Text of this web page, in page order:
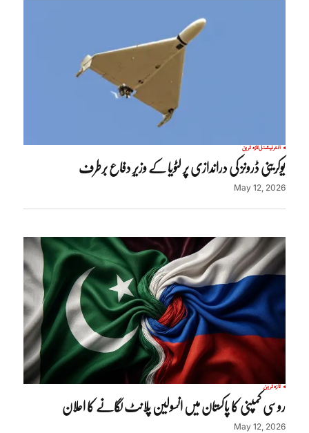
انٹرنیشنلتازہ ترین
یوکرینی ڈرونز کی دراندازی پر لٹویا کے وزیرِ دفاع برطرف
May 12, 2026
تازہ ترین
روسی کمپنی کا پاکستان میں انسولین پلانٹ لگانے کا اعلان
May 12, 2026